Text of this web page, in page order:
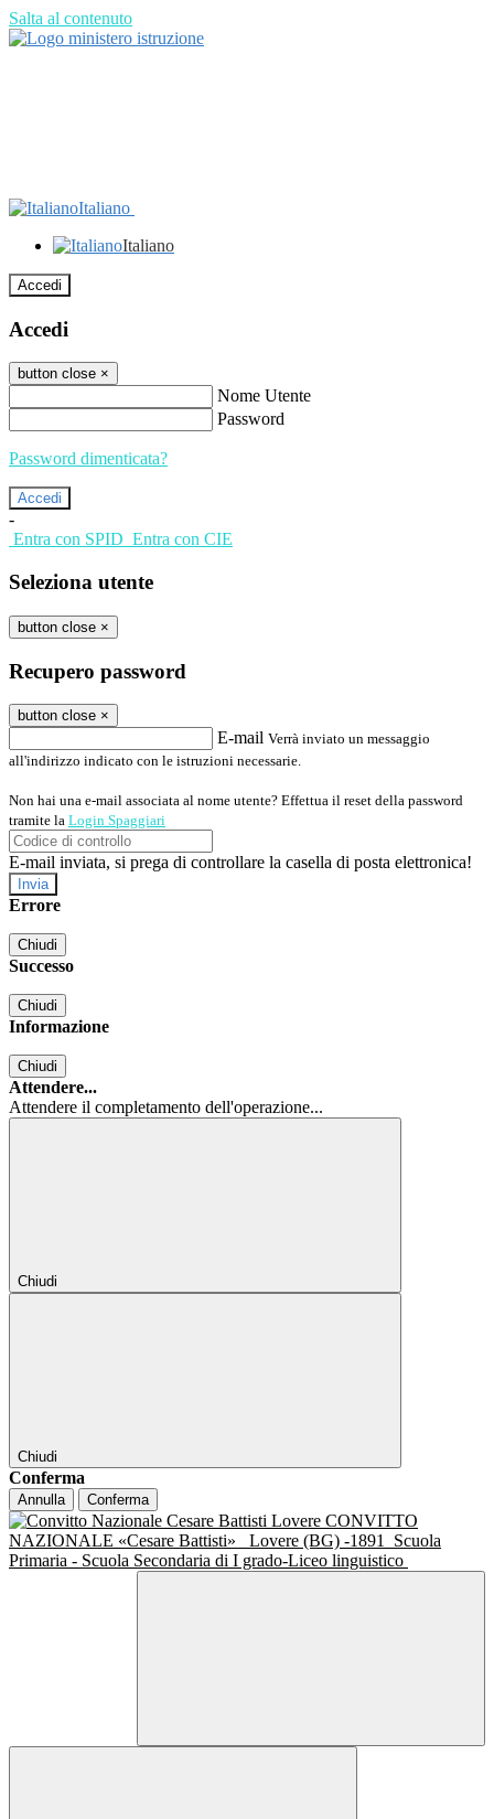
Salta al contenuto
Italiano
Italiano
Accedi
Accedi
button close ×
Nome Utente
Password
Password dimenticata?
-
Entra con SPID Entra con CIE
Seleziona utente
button close ×
Recupero password
button close ×
E-mail Verrà inviato un messaggio
all'indirizzo indicato con le istruzioni necessarie.
Non hai una e-mail associata al nome utente? Effettua il reset della password
tramite la Login Spaggiari
E-mail inviata, si prega di controllare la casella di posta elettronica!
Errore
Chiudi
Successo
Chiudi
Informazione
Chiudi
Attendere...
Attendere il completamento dell'operazione...
Chiudi
Chiudi
Conferma
Annulla Conferma
CONVITTO
NAZIONALE «Cesare Battisti»
Lovere (BG) -1891
Scuola
Primaria - Scuola Secondaria di I grado-Liceo linguistico